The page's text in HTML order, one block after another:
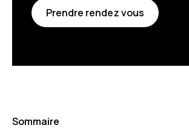
Sommaire
Prendre rendez vous